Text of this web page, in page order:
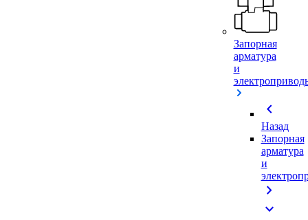
Запорная
арматура
и
chevron_left
Назад
Запорная
арматура
и
chevron_right
expand_more